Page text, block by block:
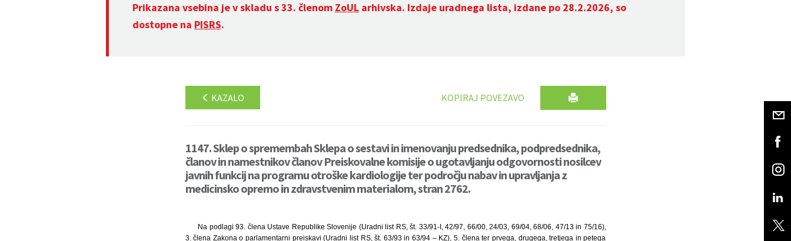
Prikazana vsebina je v skladu s 33. členom ZoUL arhivska. Izdaje uradnega lista, izdane po 28.2.2026, so
dostopne na PISRS.
KAZALO KOPIRAJ POVEZAVO
1147. Sklep o spremembah Sklepa o sestavi in imenovanju predsednika, podpredsednika,
članov in namestnikov članov Preiskovalne komisije o ugotavljanju odgovornosti nosilcev
javnih funkcij na programu otroške kardiologije ter področju nabav in upravljanja z
medicinsko opremo in zdravstvenim materialom, stran 2762.
Na podlagi 93. člena Ustave Republike Slovenije (Uradni list RS, št. 33/91-I, 42/97, 66/00, 24/03, 69/04, 68/06, 47/13 in 75/16),
3. člena Zakona o parlamentarni preiskavi (Uradni list RS, št. 63/93 in 63/94 – KZ), 5. člena ter prvega, drugega, tretjega in petega